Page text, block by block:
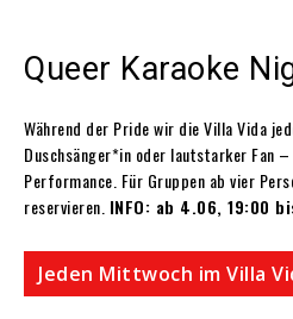
Queer Karaoke
Während der Pride wir die Villa Vida
Duschsänger*in oder lautstarker Fan
Performance. Für Gruppen ab vier
reservieren. INFO: ab 4.06, 19:00
Jeden Mittwoch im Villa